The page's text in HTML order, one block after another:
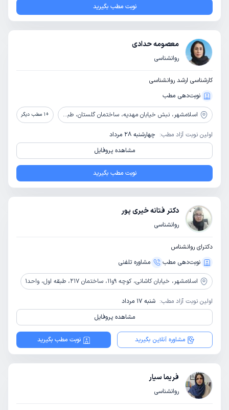
نوبت مطب بگیرید
معصومه حدادی
روانشناسی
کارشناسی ارشد روانشناسی
نوبت‌دهی مطب
اسلامشهر، نبش خیابان مهدیه، ساختمان گلستان، طبقه دوم، واحد 409 +
1 مطب دیگر
اولین نوبت آزاد مطب: چهارشنبه 28 مرداد
مشاهده پروفایل
نوبت مطب بگیرید
دکتر فتانه خیری پور
روانشناسی
دکترای روانشناس
نوبت‌دهی مطب
مشاوره‌ تلفنی
اسلامشهر، خیابان کاشانی، کوچه 9و11، ساختمان 217، طبقه اول، واحد1
اولین نوبت آزاد مطب: شنبه 17 مرداد
مشاهده پروفایل
مشاوره آنلاین بگیرید نوبت مطب بگیرید
فریما سیار
روانشناسی